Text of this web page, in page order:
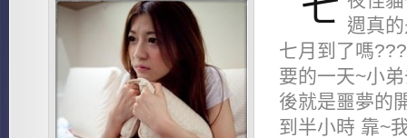
週真
七月到了嗎
要的一天~小
後就是噩夢的
到半小時 靠~